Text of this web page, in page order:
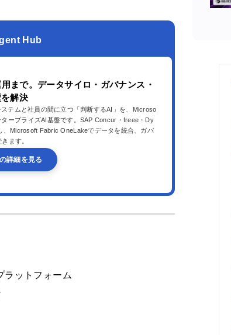
Hub
まで。データサイロ・ガバナンス・
解決
テムと社員の間に立つ「判断するAI」を、Microso
ープライズAI基盤です。SAP Concur・freee・Dy
、Microsoft Fabric OneLakeでデータを統合、ガバ
ます。
詳細を見る
ラットフォーム